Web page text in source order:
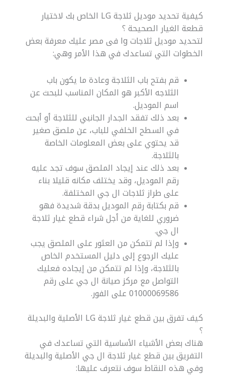
كيفية تحديد موديل ثلاجة LG الخاص بك لاختيار
قطعة الغيار الصحيحة ؟
لتحديد موديل ثلاجات lg فى مصر عليك معرفة بعض
الخطوات التي تساعدك في هذا الأمر وهي:
قم بفتح باب الثلاجة وعادة ما يكون باب
الثلاجه الأكبر هو المكان المناسب للبحث عن
اسم الموديل.
بعد ذلك تفقد الجدار الجانبي للثلاجة أو أبحث
في السطح الخلفي للباب، عن ملصق صغير
قد يحتوي على بعض المعلومات الخاصة
بالثلاجة.
بعد ذلك عند إيجاد الملصق سوف تجد عليه
رقم الموديل، وقد يختلف مكانه قليلا بناء
على طراز ثلاجات ال جي المختلفة.
قم بكتابة رقم الموديل بدقة شديدة فهو
ضروري للغاية من أجل شراء قطع غيار ثلاجة
ال جي.
وإذا لم تتمكن من العثور على الملصق يجب
عليك الرجوع إلى دليل المستخدم الخاص
بالثلاجة، وإذا لم تتمكن من إيجاده فعليك
التواصل مع مركز صيانة ال جي على رقم
01000069586 على الفور.
كيف تفرق بين قطع غيار ثلاجة LG الأصلية والبديلة
هناك بعض الأشياء الأساسية التي تساعدك في
التفريق بين قطع غيار ثلاجة ال جي الأصلية والبديلة
وفي هذه النقاط سوف نتعرف عليها: